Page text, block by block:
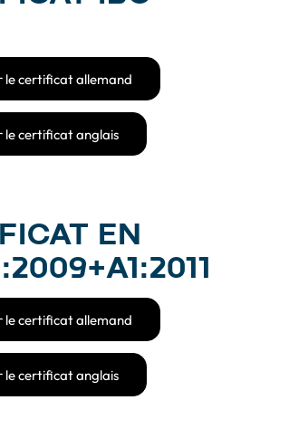
le certificat allemand
le certificat anglais
EN
le certificat allemand
le certificat anglais